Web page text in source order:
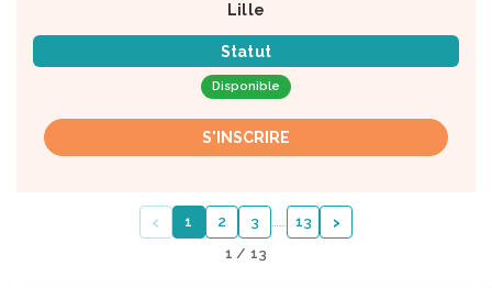
Lille
Statut
Disponible
S'INSCRIRE
‹ 1 2 3 …… 13 ›
1 / 13